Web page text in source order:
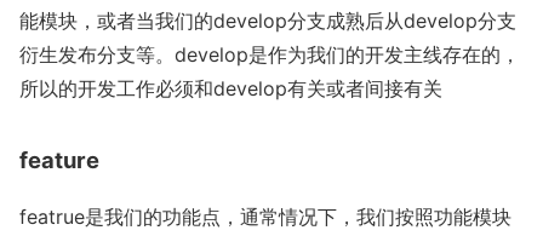
能模块，或者当我们的develop分支成熟后从develop分支
衍生发布分支等。develop是作为我们的开发主线存在的，
所以的开发工作必须和develop有关或者间接有关
feature
featrue是我们的功能点，通常情况下，我们按照功能模块